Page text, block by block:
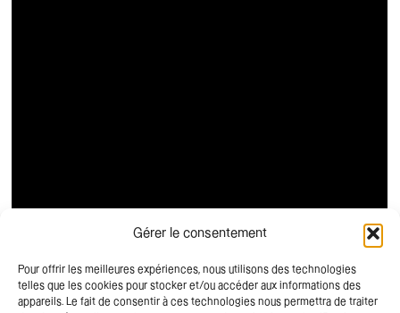
Gérer le consentement
Pour offrir les meilleures expériences, nous utilisons des technologies
telles que les cookies pour stocker et/ou accéder aux informations des
appareils. Le fait de consentir à ces technologies nous permettra de traiter